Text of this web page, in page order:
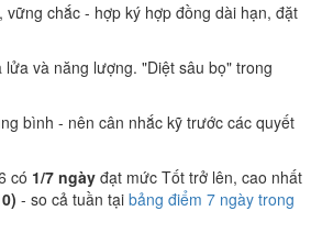
vững chắc - hợp ký hợp đồng dài hạn, đặt
và năng lượng. "Diệt sâu bọ" trong
bình - nên cân nhắc kỹ trước các quyết
có 1/7 ngày đạt mức Tốt trở lên, cao nhất
- so cả tuần tại bảng điểm 7 ngày trong